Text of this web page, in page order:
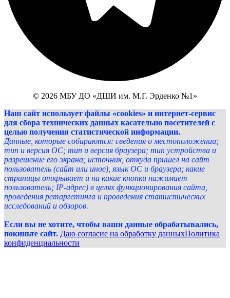
© 2026 МБУ ДО «ДШИ им. М.Г. Эрденко №1»
Наш сайт использует файлы «cookies» и интернет-сервис
для сбора технических данных касательно посетителей с
целью получения статистической информации.
Данные, которые собираются: сведения о местоположении;
тип и версия ОС; тип и версия браузера; тип устройства и
разрешение его экрана; источник, откуда пришел на сайт
пользователь (сайт или иное), язык ОС и браузера; какие
страницы открывает и на какие кнопки нажимает
пользователь; IP-адрес) в целях функционирования сайта,
проведения ретаргетинга и проведения статистических
исследований и обзоров.
Если вы не хотите, чтобы ваши данные обрабатывались,
покиньте сайт. Даю согласие на обработку данныхПолитика
конфиденциальности